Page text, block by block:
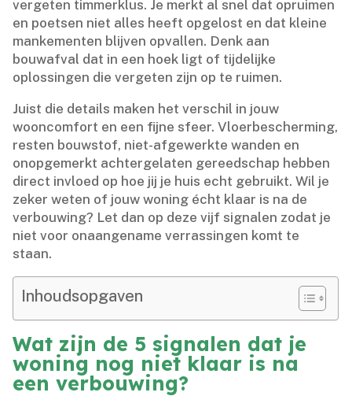
vergeten timmerklus.​ Je merkt al snel dat opruimen
en poetsen niet alles heeft opgelost en dat kleine
mankementen blijven opvallen.​ Denk aan
bouwafval dat in een hoek ligt of tijdelijke
oplossingen die vergeten zijn op te ruimen.​
Juist die details maken het verschil in jouw
wooncomfort en een fijne sfeer.​ Vloerbescherming,
resten bouwstof, niet-afgewerkte wanden en
onopgemerkt achtergelaten gereedschap hebben
direct invloed op hoe jij je huis echt gebruikt.​ Wil je
zeker weten of jouw woning écht klaar is na de
verbouwing? Let dan op deze vijf signalen zodat je
niet voor onaangename verrassingen komt te
staan.​
Inhoudsopgaven
Wat zijn de 5 signalen dat je
woning nog niet klaar is na
een verbouwing?